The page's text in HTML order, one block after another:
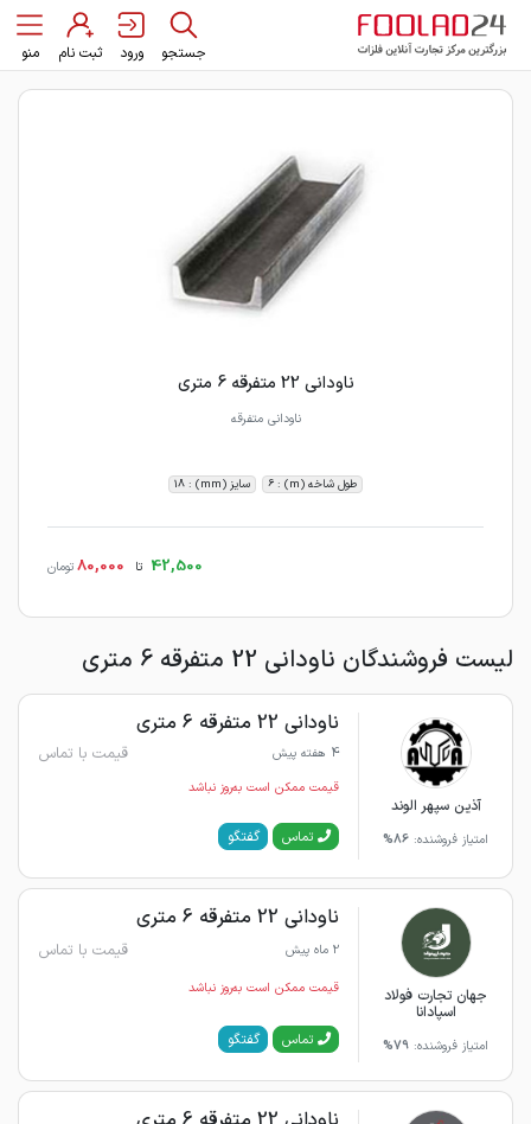
جستجو ورود ثبت نام منو
ناودانی 22 متفرقه 6 متری
ناودانی متفرقه
طول شاخه (m) : 6 سایز (mm) : 18
42,500 تا 80,000 تومان
لیست فروشندگان ناودانی 22 متفرقه 6 متری
آذین سپهر الوند
امتیاز فروشنده: 86%
ناودانی 22 متفرقه 6 متری
4 هفته پیش قیمت با تماس
قیمت ممکن است به‌روز نباشد
تماس گفتگو
جهان تجارت فولاد
اسپادانا
امتیاز فروشنده: 79%
ناودانی 22 متفرقه 6 متری
2 ماه پیش قیمت با تماس
قیمت ممکن است به‌روز نباشد
تماس گفتگو